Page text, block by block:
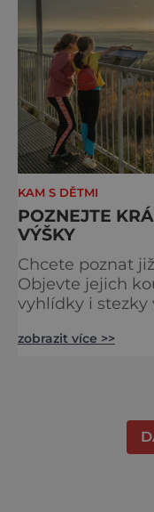
KAM S DĚTMI
POZNEJTE
VÝŠKY
Chcete poznat
Objevte jejich
vyhlídky i
města i Alpy v dálce. Ptačí
zobrazit více >>